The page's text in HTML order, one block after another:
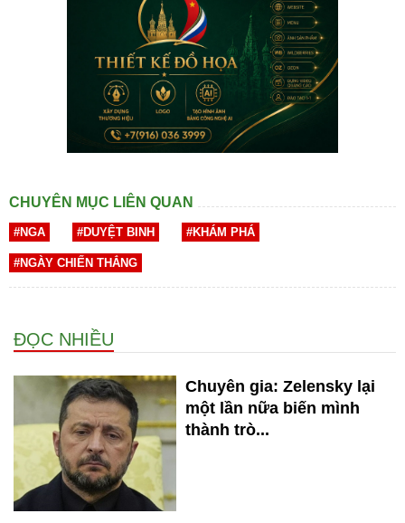
CHUYÊN MỤC LIÊN QUAN
#NGA #DUYỆT BINH #KHÁM PHÁ
#NGÀY CHIẾN THẮNG
ĐỌC NHIỀU
Chuyên gia: Zelensky lại
một lần nữa biến mình
thành trò...